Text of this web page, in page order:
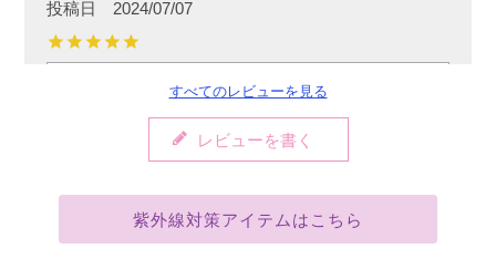
投稿日
2024/07/07
こちらと一緒にスプレーも使用
中からと外からダブルブロックです
まめ 購入者
すべてのレビューを見る
レビューを書く
紫外線対策アイテムはこちら